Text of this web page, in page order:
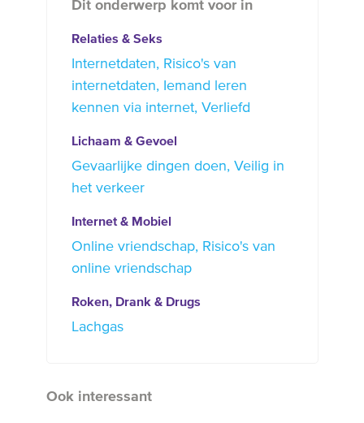
Dit onderwerp komt voor in
Relaties & Seks
Internetdaten
Risico's van
internetdaten
Iemand leren
kennen via internet Verliefd
Lichaam & Gevoel
Gevaarlijke dingen doen Veilig in
het verkeer
Internet & Mobiel
Online vriendschap
Risico's van
online vriendschap
Roken, Drank & Drugs
Lachgas
Ook interessant